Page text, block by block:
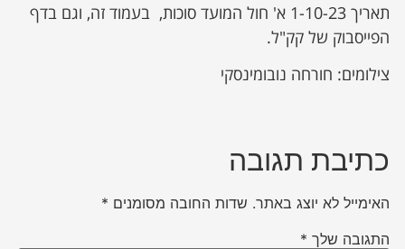
תאריך 1-10-23 א' חול המועד סוכות, בעמוד זה, וגם בדף
הפייסבוק של קק"ל.
צילומים: חורחה נובומינסקי
כתיבת תגובה
האימייל לא יוצג באתר. שדות החובה מסומנים *
התגובה שלך *